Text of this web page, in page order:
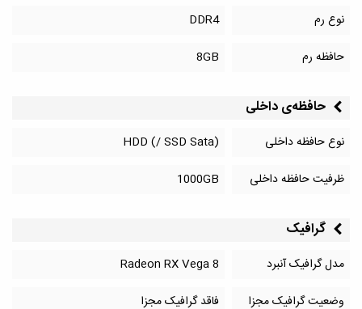
نوع رم
DDR4
حافظه رم
8GB
حافظه‌‌ی داخلی
نوع حافظه داخلی
HDD (/ SSD Sata)
ظرفیت حافظه داخلی
1000GB
گرافیک
مدل گرافیک آنبرد
Radeon RX Vega 8
وضعیت گرافیک مجزا
فاقد گرافیک مجزا